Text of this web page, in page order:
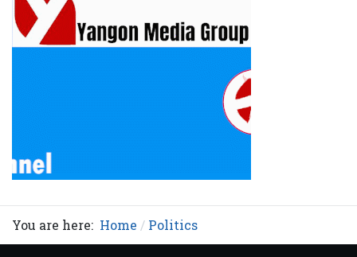
You are here: Home Politics